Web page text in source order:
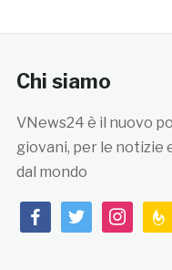
Chi siamo
VNews24 è il nuovo
giovani, per le notizie
dal mondo
facebooktwitterinstagram